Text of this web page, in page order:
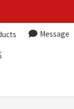
Message